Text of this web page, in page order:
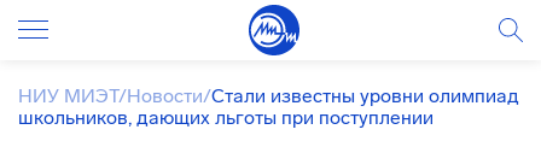
НИУ МИЭТ/Новости/Стали известны уровни олимпиад
школьников, дающих льготы при поступлении